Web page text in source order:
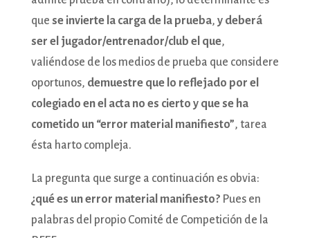
que se invierte la carga de la prueba, y deberá
ser el jugador/entrenador/club el que,
valiéndose de los medios de prueba que considere
oportunos, demuestre que lo reflejado por el
colegiado en el acta no es cierto y que se ha
cometido un “error material manifiesto”, tarea
ésta harto compleja.
La pregunta que surge a continuación es obvia:
¿qué es un error material manifiesto? Pues en
palabras del propio Comité de Competición de la